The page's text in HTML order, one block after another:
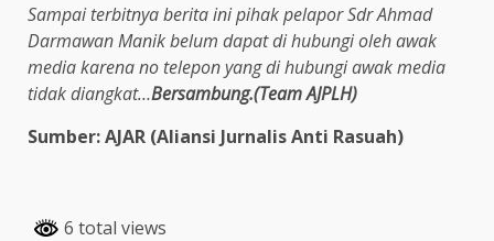
Sampai terbitnya berita ini pihak pelapor Sdr Ahmad
Darmawan Manik belum dapat di hubungi oleh awak
media karena no telepon yang di hubungi awak media
tidak diangkat…Bersambung.(Team AJPLH)
Sumber: AJAR (Aliansi Jurnalis Anti Rasuah)
6 total views